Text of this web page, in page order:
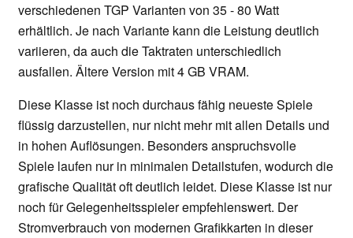
verschiedenen TGP Varianten von 35 - 80 Watt
erhältlich. Je nach Variante kann die Leistung deutlich
variieren, da auch die Taktraten unterschiedlich
ausfallen. Ältere Version mit 4 GB VRAM.
Diese Klasse ist noch durchaus fähig neueste Spiele
flüssig darzustellen, nur nicht mehr mit allen Details und
in hohen Auflösungen. Besonders anspruchsvolle
Spiele laufen nur in minimalen Detailstufen, wodurch die
grafische Qualität oft deutlich leidet. Diese Klasse ist nur
noch für Gelegenheitsspieler empfehlenswert. Der
Stromverbrauch von modernen Grafikkarten in dieser